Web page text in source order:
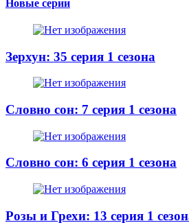
Новые серии
Зерхун: 35 серия 1 сезона
Словно сон: 7 серия 1 сезона
Словно сон: 6 серия 1 сезона
Розы и Грехи: 13 серия 1